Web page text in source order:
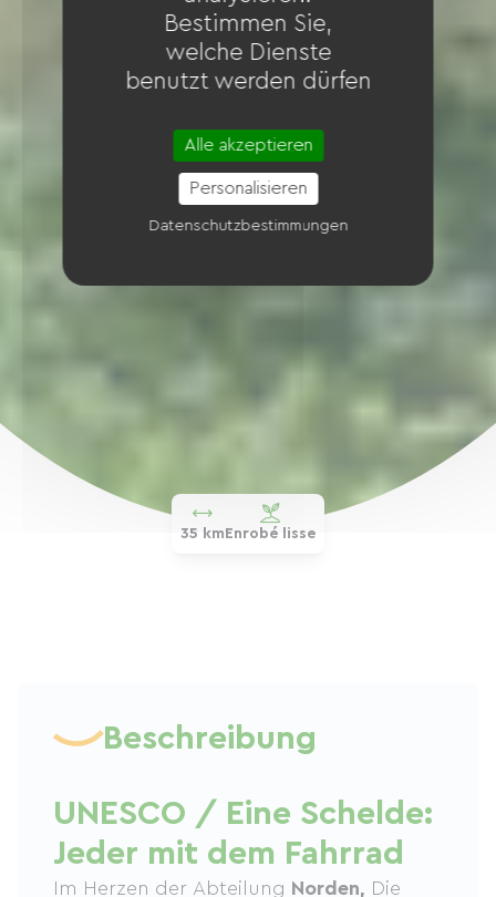
35 km Enrobé lisse
Beschreibung
UNESCO / Eine Schelde:
Jeder mit dem Fahrrad
Im Herzen der Abteilung Norden, Die
Bestimmen Sie,
welche Dienste
benutzt werden dürfen
Alle akzeptieren
Personalisieren
Datenschutzbestimmungen